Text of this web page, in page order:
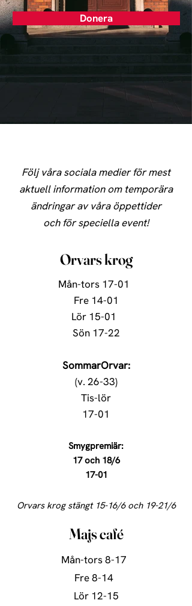
Donera
Följ våra sociala medier för mest
aktuell information om temporära
ändringar av våra öppettider
och för speciella event!
Orvars krog
Mån-tors 17-01
Fre 14-01
Lör 15-01
Sön17-22
SommarOrvar:
(v. 26-33)
Tis-lör
17-01
Smygpremiär:
17 och 18/6
17-01
Orvars krog stängt 15-16/6 och 19-21/6
Majs café
Mån-tors8-17
Fre8-14
Lör12-15​